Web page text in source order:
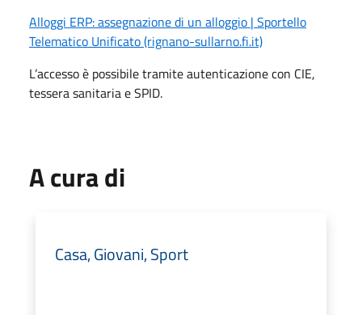
Alloggi ERP: assegnazione di un alloggio | Sportello
Telematico Unificato (rignano-sullarno.fi.it)
L’accesso è possibile tramite autenticazione con CIE,
tessera sanitaria e SPID.
A cura di
Casa, Giovani, Sport